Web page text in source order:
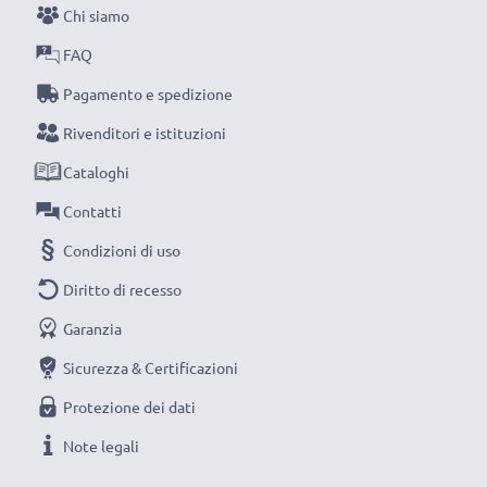
raggiungimento di efficienza desiderata ricarica
completamente le batterie prima d‘impiegarle.
questo caricabatteria intelligente, con schermo
LCD, marcato CELLONIC. Ordina ora, spedizione
rapida e 3 anni di garanzia!
Chi siamo
FAQ
Pagamento e spedizione
Rivenditori e istituzioni
Cataloghi
Contatti
Condizioni di uso
Diritto di recesso
Garanzia
Sicurezza & Certificazioni
Protezione dei dati
Note legali